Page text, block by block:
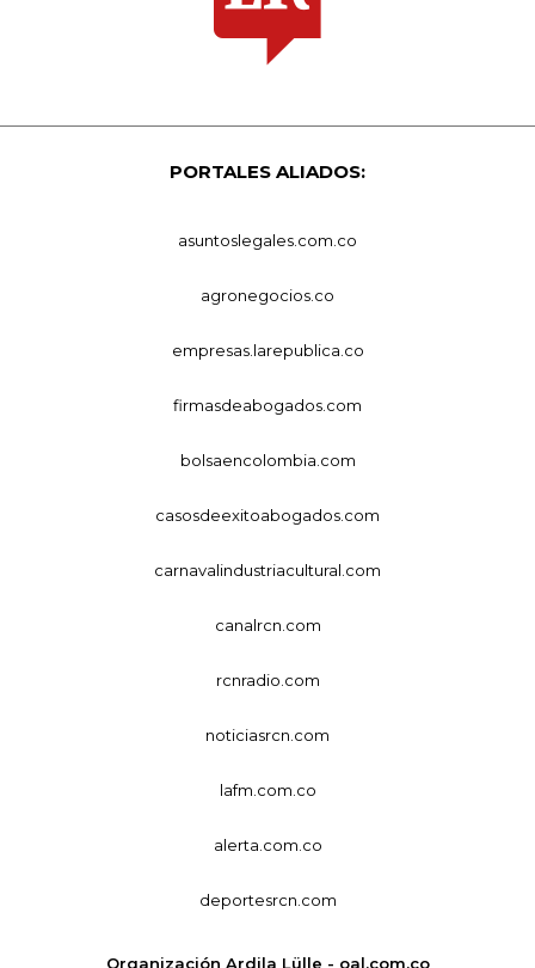
PORTALES ALIADOS:
asuntoslegales.com.co
agronegocios.co
empresas.larepublica.co
firmasdeabogados.com
bolsaencolombia.com
casosdeexitoabogados.com
carnavalindustriacultural.com
canalrcn.com
rcnradio.com
noticiasrcn.com
lafm.com.co
alerta.com.co
deportesrcn.com
Organización Ardila Lülle - oal.com.co